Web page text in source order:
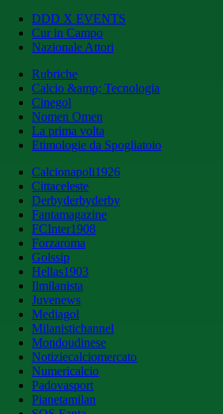
DDD X EVENTS
Cur in Campo
Nazionale Attori
Rubriche
Calcio &amp; Tecnologia
Cinegol
Nomen Omen
La prima volta
Etimologie da Spogliatoio
Calcionapoli1926
Cittaceleste
Derbyderbyderby
Fantamagazine
FCInter1908
Forzaroma
Golssip
Hellas1903
Ilmilanista
Juvenews
Mediagol
Milanistichannel
Mondoudinese
Notiziecalciomercato
Numericalcio
Padovasport
Pianetamilan